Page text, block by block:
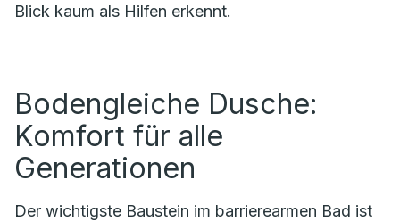
Blick kaum als Hilfen erkennt.
Bodengleiche Dusche:
Komfort für alle
Generationen
Der wichtigste Baustein im barrierearmen Bad ist